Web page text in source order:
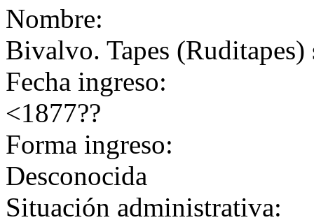
Nombre:
Bivalvo. Tapes (Ruditapes)
Fecha ingreso:
<1877??
Forma ingreso:
Desconocida
Situación administrativa: